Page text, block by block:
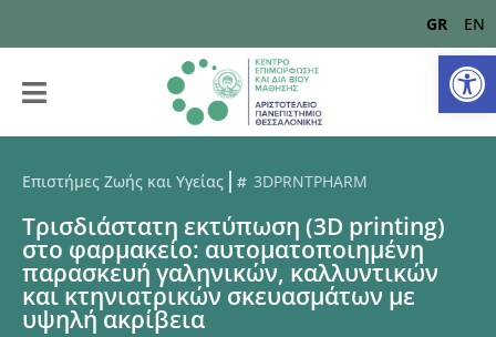
GR EN
Επιστήμες Ζωής και Υγείας 3DPRNTPHARM
Τρισδιάστατη εκτύπωση (3D printing)
στο φαρμακείο: αυτοματοποιημένη
παρασκευή γαληνικών, καλλυντικών
και κτηνιατρικών σκευασμάτων με
υψηλή ακρίβεια